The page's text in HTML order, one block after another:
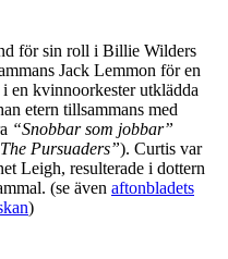
för sin roll i Billie Wilders
Jack Lemmon för en
en kvinnoorkester utklädda
etern tillsammans med
“Snobbar som jobbar”
Pursuaders”). Curtis var
Leigh, resulterade i dottern
(se även aftonbladets
)